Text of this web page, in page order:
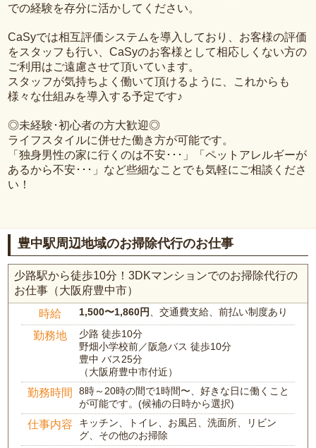
での経験を存分に活かしてください。
CaSyでは相互評価システムを導入しており、お客様の評価
をスタッフも行い、CaSyのお客様として相応しくない方の
ご利用はご遠慮させて頂いています。
スタッフが気持ちよく働いて頂けるように、これからも
様々な仕組みを導入する予定です♪
◎未経験･初心者の方大歓迎◎
ライフスタイルに併せた働き方が可能です。
「独身男性の家に行くのは不安･･･」「ペットアレルギーが
あるから不安･･･」など些細なことでも気軽にご相談くださ
い！
豊中駅周辺地域のお掃除代行のお仕事
少路駅から徒歩10分！3DKマンションでのお掃除代行の
お仕事（大阪府豊中市）
時給 1,500〜1,860円、交通費支給、前払い制度あり
勤務地
少路 徒歩10分
野畑小学校前／阪急バス 徒歩10分
豊中 バス25分
（大阪府豊中市付近）
勤務時間
8時～20時の間で1時間〜、好きな日に働くこと
が可能です。(候補の日時から選択)
仕事内容
キッチン、トイレ、お風呂、洗面所、リビン
グ、その他のお掃除